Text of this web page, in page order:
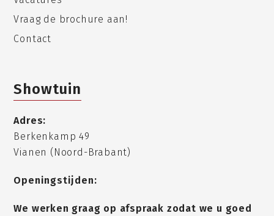
Vraag de brochure aan!
Contact
Showtuin
Adres:
Berkenkamp 49
Vianen (Noord-Brabant)
Openingstijden:
We werken graag op afspraak zodat we u goed